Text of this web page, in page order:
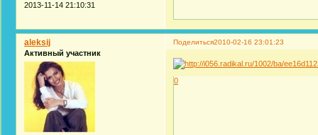
2013-11-14 21:10:31
Поделиться2010-02-16 23:01:23
aleksij
Активный участник
0